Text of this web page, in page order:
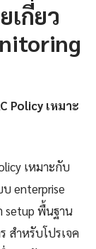
เกี่ยว
Policy เหมาะ
เหมาะกับ
enterprise
setup พื้นฐาน
สำหรับโปรเจค